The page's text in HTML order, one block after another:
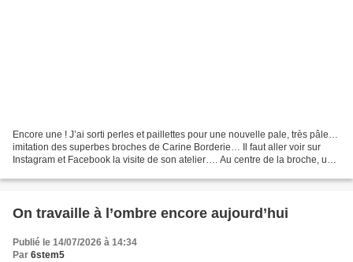
Encore une ! J’ai sorti perles et paillettes pour une nouvelle pale, très pâle…
imitation des superbes broches de Carine Borderie… Il faut aller voir sur
Instagram et Facebook la visite de son atelier…. Au centre de la broche, un
On travaille à l’ombre encore aujourd’hui
Publié le 14/07/2026 à 14:34
Par 6stem5